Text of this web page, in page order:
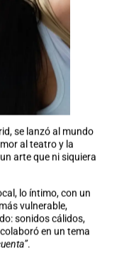
se lanzó al mundo
al teatro y la
arte que ni siquiera
lo íntimo, con un
vulnerable,
sonidos cálidos,
en un tema
.